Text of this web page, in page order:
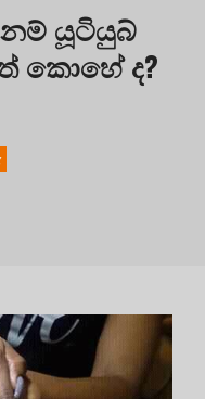
නම් යූටියුබ්
කොහේ ද?